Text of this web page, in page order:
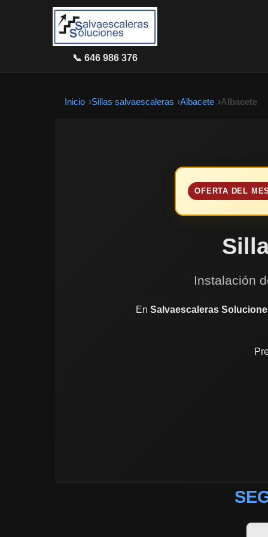
📞 646 986 376
Inicio Sillas salvaescaleras Albacete Albacete
OFERTA DEL MES
Instalación
En Salvaescaleras